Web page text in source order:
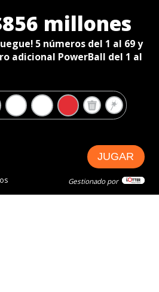
millones
5 números del 1 al 69 y
adicional PowerBall del 1 al
JUGAR
Gestionado por